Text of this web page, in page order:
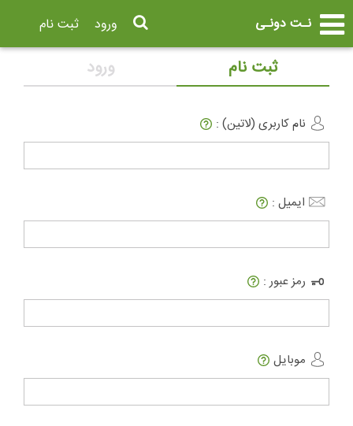
نـت دونـی ثبت نام ورود
ثبت نام ورود
نام کاربری (لاتین) :
ایمیل :
رمز عبور :
موبایل